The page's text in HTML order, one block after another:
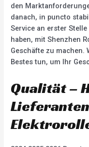
den
danach, in puncto
Service an erster
haben, mit Shenzhen
Geschäfte zu machen.
Bestes tun, um Ihr
Qualität –